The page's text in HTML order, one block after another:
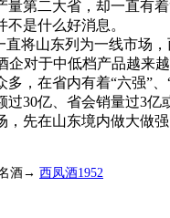
二大省，却一直有着
是什么好消息。
山东列为一线市场，
企对于中低档产品越来
在省内有着“六强”、
30亿、省会销量过3
先在山东境内做大做
酒→ 西凤酒1952